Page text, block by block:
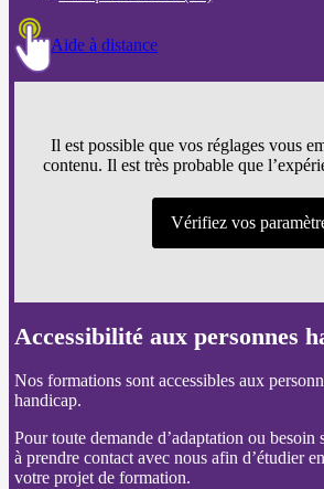
Aide à distance
Il est possible que vos réglages vous
contenu. Il est très probable que
Vérifiez vos
Accessibilité aux personnes
Nos formations sont accessibles aux
handicap.
Pour toute demande d’adaptation ou besoin
à prendre contact avec nous afin d’étudier
votre projet de formation.